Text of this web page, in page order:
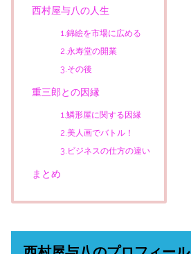
西村屋与八の人生
1.錦絵を市場に広める
2.永寿堂の開業
3.その後
重三郎との因縁
1.鱗形屋に関する因縁
2.美人画でバトル！
3.ビジネスの仕方の違い
まとめ